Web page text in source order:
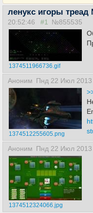
ленукс игоры
20:52:46
#1 №855535
1374511966736.gif
Аноним Пнд 22 Июл 2013
1374512255605.png
Аноним Пнд 22 Июл 2013
1374512324066.jpg